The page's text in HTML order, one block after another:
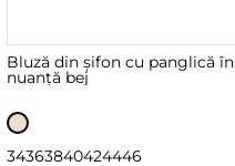
Bluză din șifon cu panglică în
nuanță bej
34363840424446